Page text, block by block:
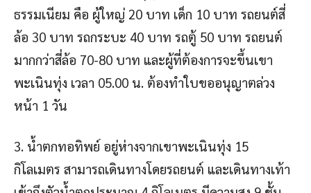
ธรรมเนียม คือ ผู้ใหญ่ 20 บาท เด็ก 10 บาท รถยนต์สี่
ล้อ 30 บาท รถกระบะ 40 บาท รถตู้ 50 บาท รถยนต์
มากกว่าสี่ล้อ 70-80 บาท และผู้ที่ต้องการจะขึ้นเขา
พะเนินทุ่ง เวลา 05.00 น. ต้องทำใบขออนุญาตล่วง
หน้า 1 วัน
3. น้ำตกทอทิพย์ อยู่ห่างจากเขาพะเนินทุ่ง 15
กิโลเมตร สามารถเดินทางโดยรถยนต์ และเดินทางเท้า